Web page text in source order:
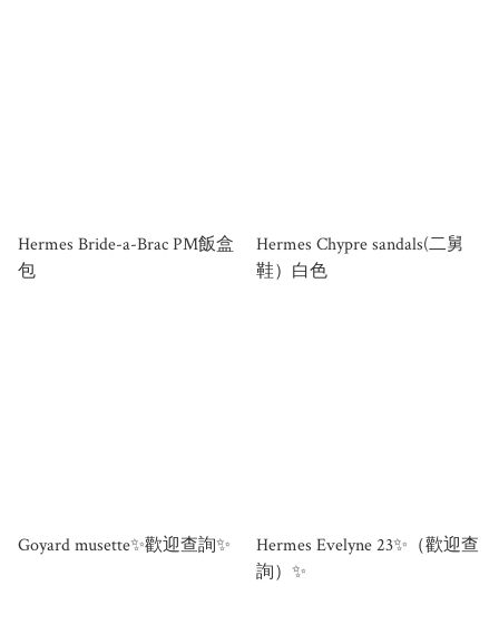
Hermes Bride-a-Brac PM飯盒
包
Hermes Chypre sandals(二舅
鞋）白色
Goyard musette✨歡迎查詢✨
Hermes Evelyne 23✨（歡迎查
詢）✨